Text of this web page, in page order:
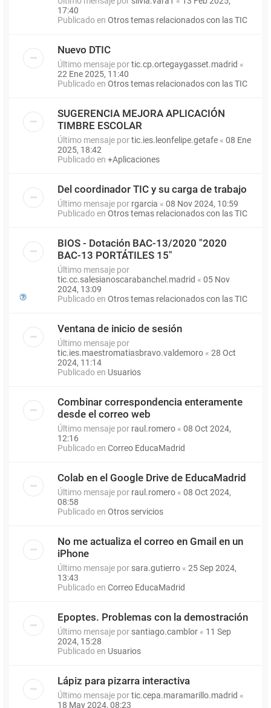
17:40
Publicado en Otros temas relacionados con las TIC
Nuevo DTIC
Último mensaje portic.cp.ortegaygasset.madrid «
22 Ene 2025, 11:40
Publicado en Otros temas relacionados con las TIC
SUGERENCIA MEJORA APLICACIÓN
TIMBRE ESCOLAR
Último mensaje portic.ies.leonfelipe.getafe « 08 Ene
2025, 18:42
Publicado en +Aplicaciones
Del coordinador TIC y su carga de trabajo
Último mensaje por rgarcia « 08 Nov 2024, 10:59
Publicado en Otros temas relacionados con las TIC
BIOS - Dotación BAC-13/2020 "2020
BAC-13 PORTÁTILES 15"
Último mensaje por
tic.cc.salesianoscarabanchel.madrid « 05 Nov
2024, 13:09
Publicado en Otros temas relacionados con las TIC
Ventana de inicio de sesión
Último mensaje por
tic.ies.maestromatiasbravo.valdemoro « 28 Oct
2024, 11:14
Publicado en Usuarios
Combinar correspondencia enteramente
desde el correo web
Último mensaje por raul.romero « 08 Oct 2024,
12:16
Publicado en Correo EducaMadrid
Colab en el Google Drive de EducaMadrid
Último mensaje por raul.romero « 08 Oct 2024,
08:58
Publicado en Otros servicios
No me actualiza el correo en Gmail en un
iPhone
Último mensaje por sara.gutierro « 25 Sep 2024,
13:43
Publicado en Correo EducaMadrid
Epoptes. Problemas con la demostración
Último mensaje por santiago.camblor « 11 Sep
2024, 15:28
Publicado en Usuarios
Lápiz para pizarra interactiva
Último mensaje portic.cepa.maramarillo.madrid «
18 May 2024, 08:23